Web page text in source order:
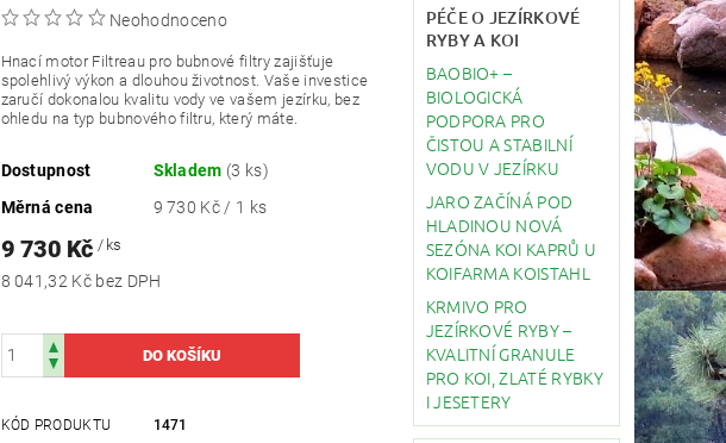
Neohodnoceno
Hnací motor Filtreau pro bubnové filtry zajišťuje
spolehlivý výkon a dlouhou životnost. Vaše investice
zaručí dokonalou kvalitu vody ve vašem jezírku, bez
ohledu na typ bubnového filtru, který máte.
Dostupnost Skladem (3 ks)
Měrná cena
9 730 Kč / 1 ks
9 730 Kč/ ks
8 041,32 Kč bez DPH
KÓD PRODUKTU
1471
PÉČE O JEZÍRKOVÉ
RYBY A KOI
BAOBIO+ –
BIOLOGICKÁ
PODPORA PRO
ČISTOU A STABILNÍ
VODU V JEZÍRKU
JARO ZAČÍNÁ POD
HLADINOU NOVÁ
SEZÓNA KOI KAPRŮ U
KOIFARMA KOISTAHL
KRMIVO PRO
JEZÍRKOVÉ RYBY –
KVALITNÍ GRANULE
PRO KOI, ZLATÉ RYBKY
I JESETERY